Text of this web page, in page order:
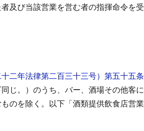
及び当該営業を営む者の指揮命令を
二年法律第二百三十三号）第五十五
じ。）のうち、バー、酒場その他客
のを除く。以下「酒類提供飲食店営業